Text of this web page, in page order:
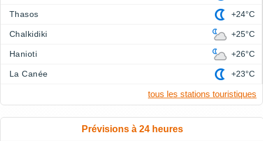
Thasos +24°C
Chalkidiki +25°C
Hanioti +26°C
La Canée +23°C
tous les stations touristiques
Prévisions à 24 heures